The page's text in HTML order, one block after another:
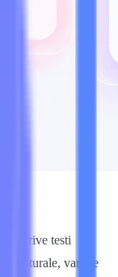
riscrive testi
naturale, vario e